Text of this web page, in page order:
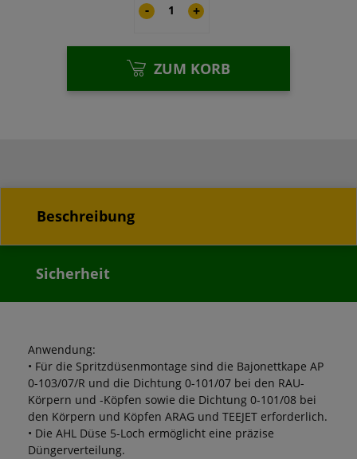
- +
ZUM KORB
Beschreibung
Sicherheit
Anwendung:
• Für die Spritzdüsenmontage sind die Bajonettkape AP
0-103/07/R und die Dichtung 0-101/07 bei den RAU-
Körpern und -Köpfen sowie die Dichtung 0-101/08 bei
den Körpern und Köpfen ARAG und TEEJET erforderlich.
• Die AHL Düse 5-Loch ermöglicht eine präzise
Düngerverteilung.